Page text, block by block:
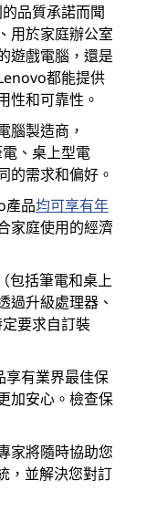
品質承諾而聞
用於家庭辦公室
遊戲電腦，還是
都能提供
性和可靠性。
腦製造商，
、桌上型電
的需求和偏好。
產品均可享有年
家庭使用的經濟
包括筆電和桌上
過升級處理器、
要求自訂裝
有業界最佳保
加安心。檢查保
家將隨時協助您
，並解決您對訂